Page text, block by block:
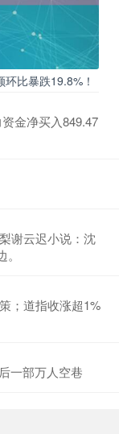
比暴跌19.8%！
金净买入849.47
谢云迟小说：沈
；道指收涨超1%
一部万人空巷